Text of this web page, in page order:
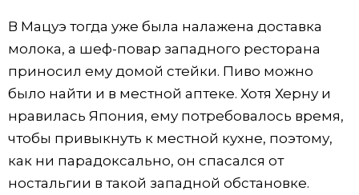
В Мацуэ тогда уже была налажена доставка
молока, а шеф-повар западного ресторана
приносил ему домой стейки. Пиво можно
было найти и в местной аптеке. Хотя Херну и
нравилась Япония, ему потребовалось время,
чтобы привыкнуть к местной кухне, поэтому,
как ни парадоксально, он спасался от
ностальгии в такой западной обстановке.